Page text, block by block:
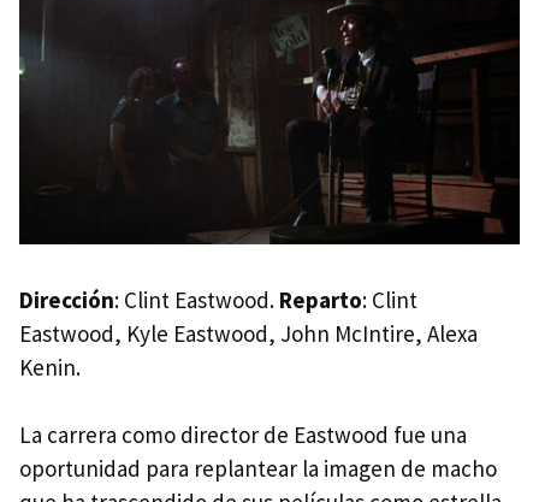
Dirección: Clint Eastwood. Reparto: Clint
Eastwood, Kyle Eastwood, John McIntire, Alexa
Kenin.
La carrera como director de Eastwood fue una
oportunidad para replantear la imagen de macho